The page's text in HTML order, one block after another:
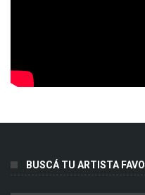
BUSCÁ TU ARTISTA